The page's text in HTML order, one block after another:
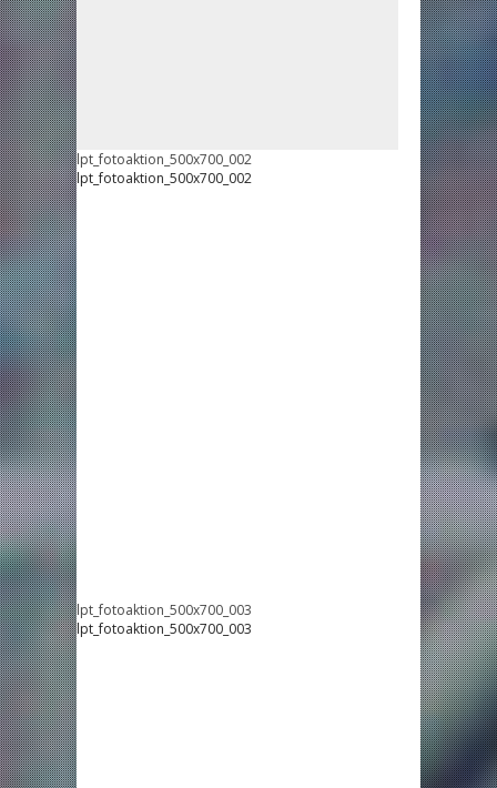
lpt_fotoaktion_500x700_002
lpt_fotoaktion_500x700_002
lpt_fotoaktion_500x700_003
lpt_fotoaktion_500x700_003